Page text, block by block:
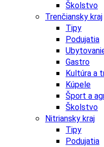
Školstvo
Trenčiansky kraj
Tipy
Podujatia
Gastro
Kultúra a
Kúpele
Šport a
Školstvo
Nitriansky kraj
Tipy
Podujatia